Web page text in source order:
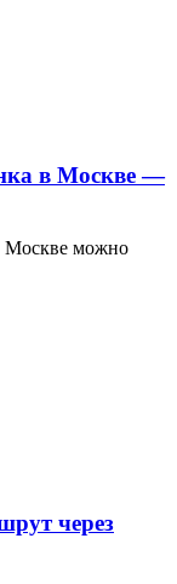
в Москве —
Москве можно
через